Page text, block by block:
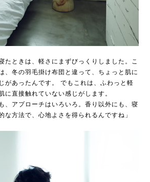
たときは、軽さにまずびっくりしました。こ
、冬の羽毛掛け布団と違って、ちょっと肌に
があったんです。 でもこれは、ふわっと軽
に直接触れていない感じがします。
、アプローチはいろいろ。香り以外にも、寝
な方法で、心地よさを得られるんですね」